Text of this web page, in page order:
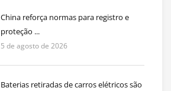
China reforça normas para registro e
proteção ...
5 de agosto de 2026
Baterias retiradas de carros elétricos são